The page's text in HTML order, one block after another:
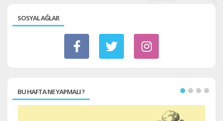
SOSYAL AĞLAR
BU HAFTA NE YAPMALI ?